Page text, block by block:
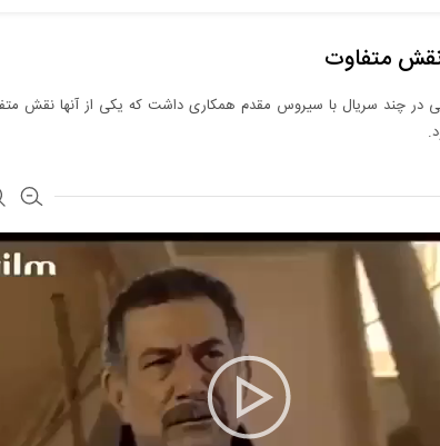
متفاوت
در چند سریال با سیروس مقدم همکاری داشت که یکی از آنها نقش